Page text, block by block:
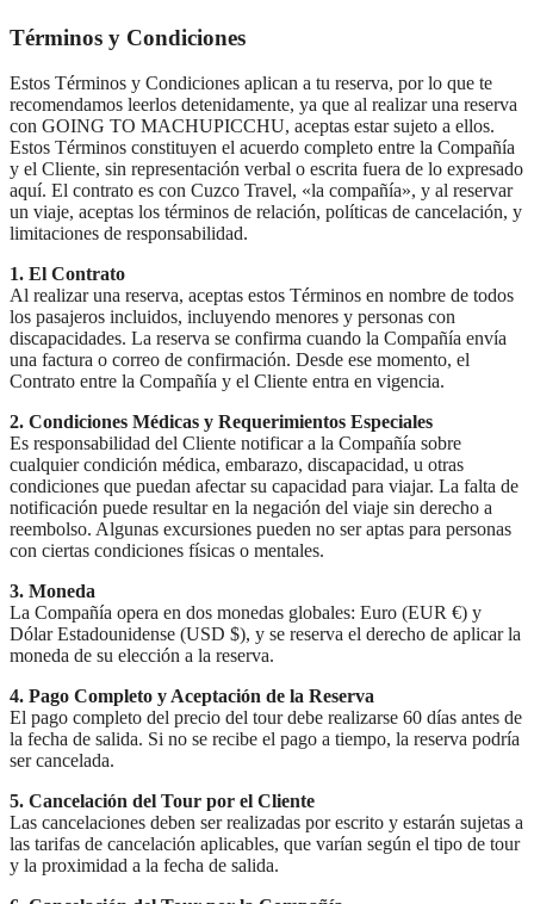
Términos y Condiciones
Estos Términos y Condiciones aplican a tu reserva, por lo que te
recomendamos leerlos detenidamente, ya que al realizar una reserva
con GOING TO MACHUPICCHU, aceptas estar sujeto a ellos.
Estos Términos constituyen el acuerdo completo entre la Compañía
y el Cliente, sin representación verbal o escrita fuera de lo expresado
aquí. El contrato es con Cuzco Travel, «la compañía», y al reservar
un viaje, aceptas los términos de relación, políticas de cancelación, y
limitaciones de responsabilidad.
1. El Contrato
Al realizar una reserva, aceptas estos Términos en nombre de todos
los pasajeros incluidos, incluyendo menores y personas con
discapacidades. La reserva se confirma cuando la Compañía envía
una factura o correo de confirmación. Desde ese momento, el
Contrato entre la Compañía y el Cliente entra en vigencia.
2. Condiciones Médicas y Requerimientos Especiales
Es responsabilidad del Cliente notificar a la Compañía sobre
cualquier condición médica, embarazo, discapacidad, u otras
condiciones que puedan afectar su capacidad para viajar. La falta de
notificación puede resultar en la negación del viaje sin derecho a
reembolso. Algunas excursiones pueden no ser aptas para personas
con ciertas condiciones físicas o mentales.
3. Moneda
La Compañía opera en dos monedas globales: Euro (EUR €) y
Dólar Estadounidense (USD $), y se reserva el derecho de aplicar la
moneda de su elección a la reserva.
4. Pago Completo y Aceptación de la Reserva
El pago completo del precio del tour debe realizarse 60 días antes de
la fecha de salida. Si no se recibe el pago a tiempo, la reserva podría
ser cancelada.
5. Cancelación del Tour por el Cliente
Las cancelaciones deben ser realizadas por escrito y estarán sujetas a
las tarifas de cancelación aplicables, que varían según el tipo de tour
y la proximidad a la fecha de salida.